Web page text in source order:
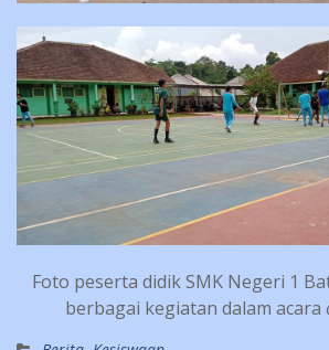
Foto peserta didik SMK Negeri 1
berbagai kegiatan dalam acara